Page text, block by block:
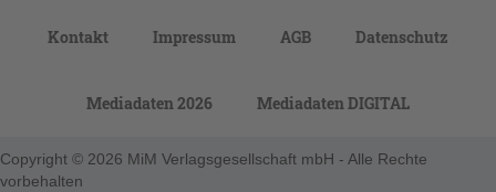
Kontakt Impressum AGB Datenschutz
Mediadaten 2026 Mediadaten DIGITAL
Copyright © 2026 MiM Verlagsgesellschaft mbH - Alle Rechte
vorbehalten